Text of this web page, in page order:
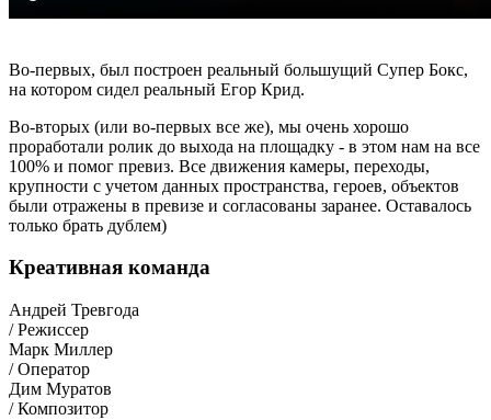
Во-первых, был построен реальный большущий Супер Бокс,
на котором сидел реальный Егор Крид.
Во-вторых (или во-первых все же), мы очень хорошо
проработали ролик до выхода на площадку - в этом нам на все
100% и помог превиз. Все движения камеры, переходы,
крупности с учетом данных пространства, героев, объектов
были отражены в превизе и согласованы заранее. Оставалось
только брать дублем)
Креативная команда
Андрей Тревгода
/ Режиссер
Марк Миллер
/ Оператор
Дим Муратов
/ Композитор